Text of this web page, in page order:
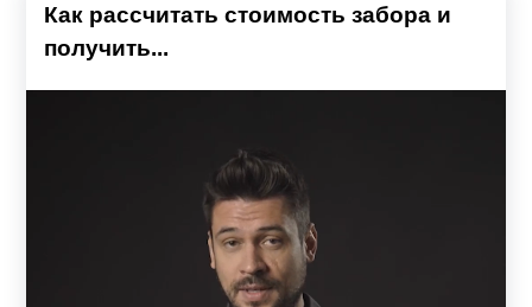
Как рассчитать стоимость забора и
получить...